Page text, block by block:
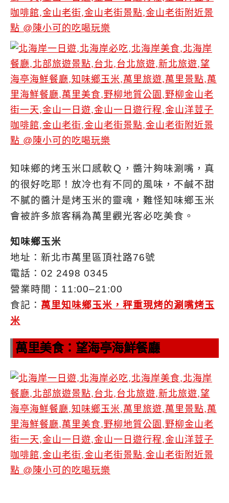
知味鄉的烤玉米口感軟Ｑ，醬汁夠味涮嘴，真
的很好吃耶！放冷也有不同的風味，不鹹不甜
不膩的醬汁是烤玉米的靈魂，難怪知味鄉玉米
會被許多旅客稱為萬里觀光客必吃美食。
知味鄉玉米
地址：新北市萬里區頂社路76號
電話：02 2498 0345
營業時間：11:00–21:00
食記： 萬里知味鄉玉米，秤重現烤的涮嘴烤玉
米
萬里美食：望海亭海鮮餐廳